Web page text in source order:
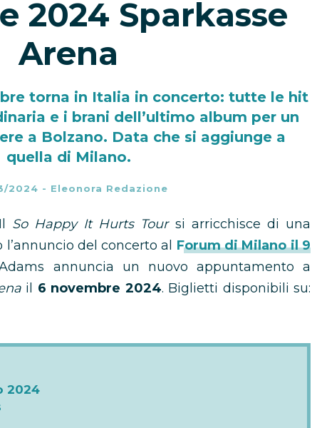
2024 Sparkasse
Arena
torna in Italia in concerto: tutte le hit
e i brani dell’ultimo album per un
a Bolzano. Data che si aggiunge a
quella di Milano.
2024 - Eleonora Redazione
So Happy It Hurts Tour si arricchisce di una
del concerto al Forum di Milano il 9
annuncia un nuovo appuntamento a
il 6 novembre 2024. Biglietti disponibili su:
2024